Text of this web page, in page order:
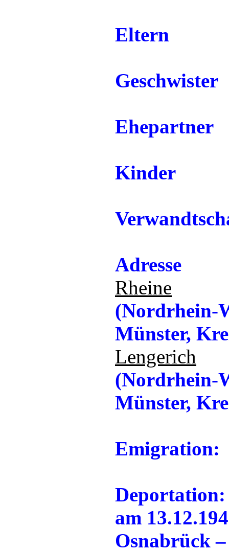
Eltern
Geschwister
Ehepartner
Kinder
Adresse
Rheine
(Nordrhein-
Münster,
Lengerich
(Nordrhein-
Münster,
Emigration:
Deportation:
am
Osnabrück